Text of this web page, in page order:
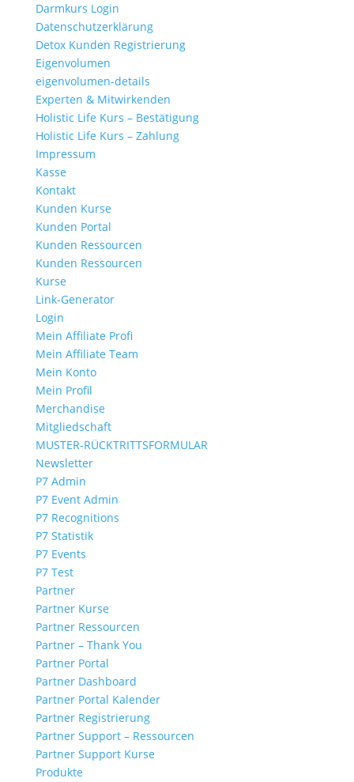
Darmkurs Login
Datenschutzerklärung
Detox Kunden Registrierung
Eigenvolumen
eigenvolumen-details
Experten & Mitwirkenden
Holistic Life Kurs – Bestätigung
Holistic Life Kurs – Zahlung
Impressum
Kasse
Kontakt
Kunden Kurse
Kunden Portal
Kunden Ressourcen
Kunden Ressourcen
Kurse
Link-Generator
Login
Mein Affiliate Profi
Mein Affiliate Team
Mein Konto
Mein Profil
Merchandise
Mitgliedschaft
MUSTER-RÜCKTRITTSFORMULAR
Newsletter
P7 Admin
P7 Event Admin
P7 Recognitions
P7 Statistik
P7 Events
P7 Test
Partner
Partner Kurse
Partner Ressourcen
Partner – Thank You
Partner Portal
Partner Dashboard
Partner Portal Kalender
Partner Registrierung
Partner Support – Ressourcen
Partner Support Kurse
Produkte